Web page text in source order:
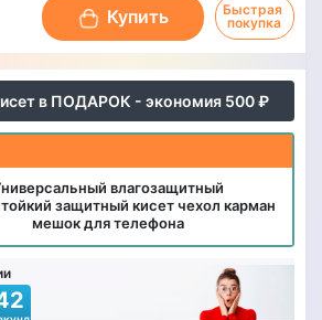
в ПОДАРОК - экономия 500 ₽
влагозащитный
защитный кисет чехол карман
мешок для телефона
Купить
Быстрая
покупка